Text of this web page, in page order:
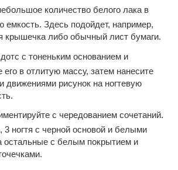
количество белого лака в
емкость. Здесь подойдет, например,
крышечка либо обычный лист бумаги.
с тоненьким основанием и
его в отлитую массу, затем нанесите
движениями рисунок на ногтевую
с чередованием сочетаний.
3 ногтя с черной основой и белыми
остальные с белым покрытием и